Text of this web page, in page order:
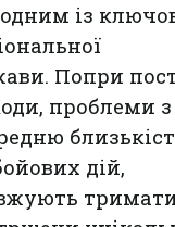
із
Попри
проблеми з
дій,